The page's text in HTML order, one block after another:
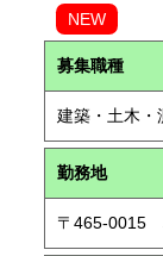
NEW
募集職種
建築・土木・
勤務地
〒465-0015